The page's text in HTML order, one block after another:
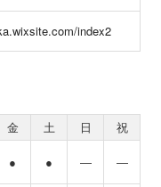
index2
金 土 日
祝
● ● ― ―